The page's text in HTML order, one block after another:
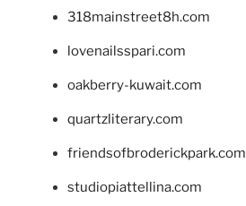
318mainstreet8h.com
lovenailsspari.com
oakberry-kuwait.com
quartzliterary.com
friendsofbroderickpark.com
studiopiattellina.com